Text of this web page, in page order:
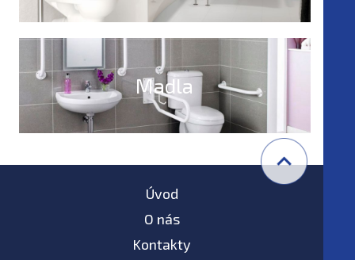
postižené
Madla
Úvod
O nás
Kontakty